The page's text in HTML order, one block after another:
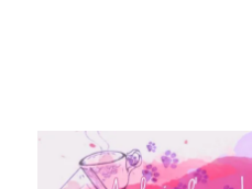
Apologie d'une